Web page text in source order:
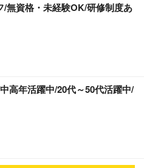
無資格・未経験OK/研修制度あ
高年活躍中/20代～50代活躍中/